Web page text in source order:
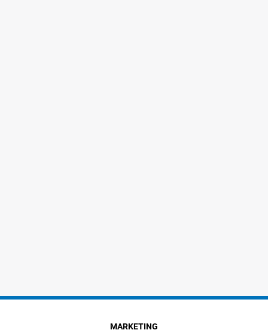
MARKETING